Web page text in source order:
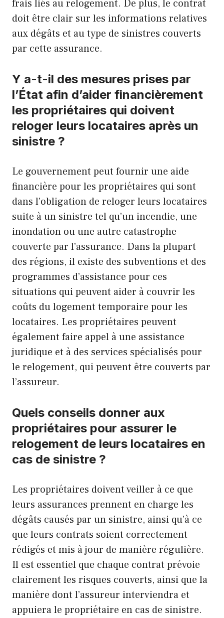
frais liés au relogement. De plus, le contrat
doit être clair sur les informations relatives
aux dégâts et au type de sinistres couverts
par cette assurance.
Y a-t-il des mesures prises par
l’État afin d’aider financièrement
les propriétaires qui doivent
reloger leurs locataires après un
sinistre ?
Le gouvernement peut fournir une aide
financière pour les propriétaires qui sont
dans l’obligation de reloger leurs locataires
suite à un sinistre tel qu’un incendie, une
inondation ou une autre catastrophe
couverte par l’assurance. Dans la plupart
des régions, il existe des subventions et des
programmes d’assistance pour ces
situations qui peuvent aider à couvrir les
coûts du logement temporaire pour les
locataires. Les propriétaires peuvent
également faire appel à une assistance
juridique et à des services spécialisés pour
le relogement, qui peuvent être couverts par
l’assureur.
Quels conseils donner aux
propriétaires pour assurer le
relogement de leurs locataires en
cas de sinistre ?
Les propriétaires doivent veiller à ce que
leurs assurances prennent en charge les
dégâts causés par un sinistre, ainsi qu’à ce
que leurs contrats soient correctement
rédigés et mis à jour de manière régulière.
Il est essentiel que chaque contrat prévoie
clairement les risques couverts, ainsi que la
manière dont l’assureur interviendra et
appuiera le propriétaire en cas de sinistre.